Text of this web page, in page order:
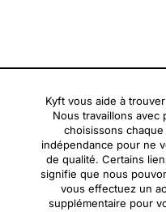
Kyft vous aide à
Nous travaillons avec
choisissons
indépendance pour ne
de qualité. Certains
signifie que nous
vous effectuez un
supplémentaire pour